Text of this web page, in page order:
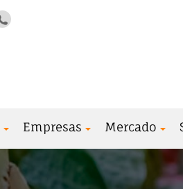
Empresas Mercado